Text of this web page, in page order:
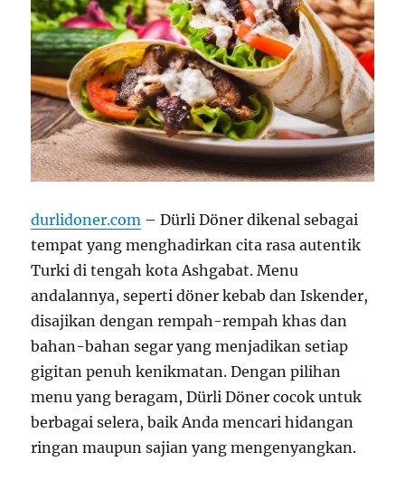
durlidoner.com –Dürli Döner dikenal sebagai
tempat yang menghadirkan cita rasa autentik
Turki di tengah kota Ashgabat. Menu
andalannya, seperti döner kebab dan Iskender,
disajikan dengan rempah-rempah khas dan
bahan-bahan segar yang menjadikan setiap
gigitan penuh kenikmatan. Dengan pilihan
menu yang beragam, Dürli Döner cocok untuk
berbagai selera, baik Anda mencari hidangan
ringan maupun sajian yang mengenyangkan.